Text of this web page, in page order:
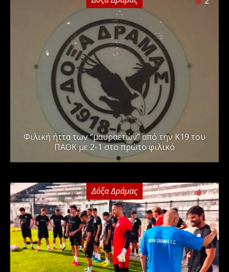
Φιλική ήττα των “μαυραετών” από την Κ19 του
ΠΑΟΚ με 2-1 στο πρώτο φιλικό
Δόξα Δράμας 2